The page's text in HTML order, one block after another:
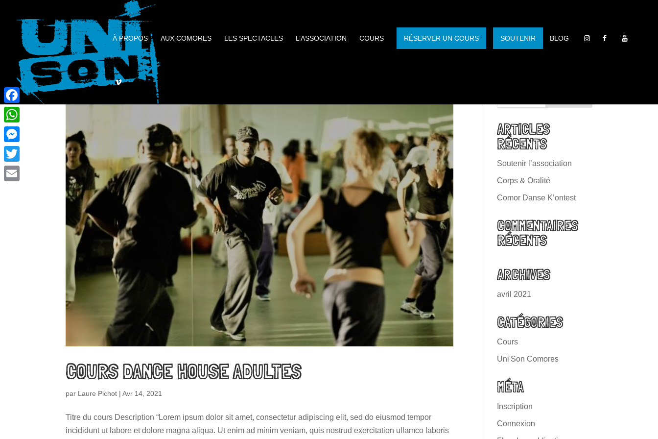
À PROPOS AUX COMORES LES SPECTACLES L’ASSOCIATION COURS RÉSERVER UN COURS SOUTENIR BLOG
COURS DANCE HOUSE ADULTES
par Laure Pichot |Avr 14, 2021
Titre du cours Description “Lorem ipsum dolor sit amet, consectetur adipiscing elit, sed do eiusmod tempor
incididunt ut labore et dolore magna aliqua. Ut enim ad minim veniam, quis nostrud exercitation ullamco laboris
ARTICLES
RÉCENTS
Soutenir l’association
Corps & Oralité
Comor Danse K’ontest
COMMENTAIRES
RÉCENTS
ARCHIVES
avril 2021
CATÉGORIES
Cours
Uni'Son Comores
MÉTA
Inscription
Connexion
Facebook
WhatsApp
Messenger
Twitter